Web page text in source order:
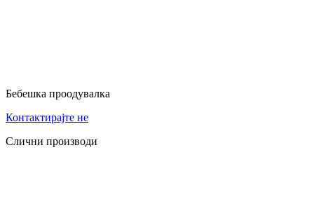
Бебешка проодувалка
Контактирајте не
Слични производи